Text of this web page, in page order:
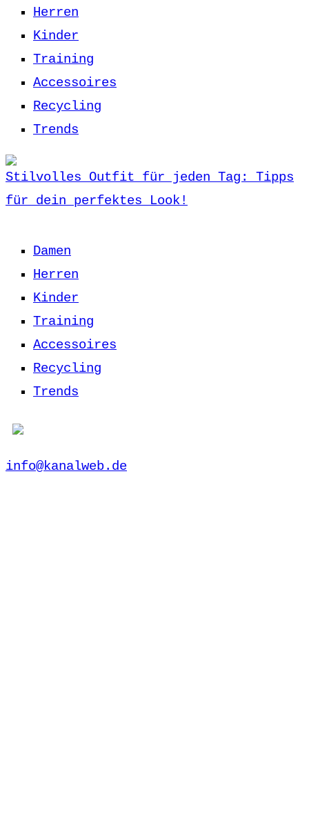
Herren
Kinder
Training
Accessoires
Recycling
Trends
Stilvolles Outfit für jeden Tag: Tipps
für dein perfektes Look!
Damen
Herren
Kinder
Training
Accessoires
Recycling
Trends
info@kanalweb.de